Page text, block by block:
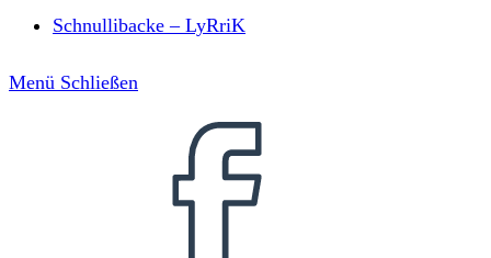
Schnullibacke – LyRriK
Menü Schließen